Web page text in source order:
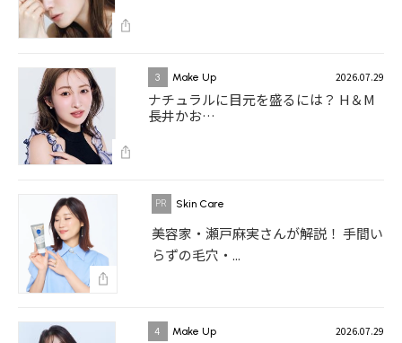
3 Make Up 2026.07.29
ナチュラルに目元を盛るには？ H＆M
長井かお…
Skin Care
美容家・瀬戸麻実さんが解説！ 手間い
らずの毛穴・...
4 Make Up 2026.07.29